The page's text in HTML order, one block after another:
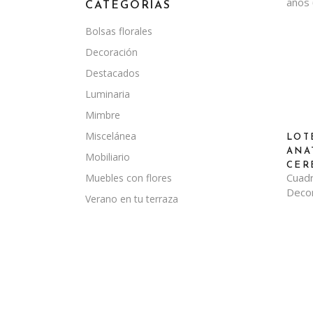
CATEGORÍAS
Bolsas florales
Decoración
Destacados
Luminaria
Mimbre
Miscelánea
Mobiliario
Muebles con flores
Verano en tu terraza